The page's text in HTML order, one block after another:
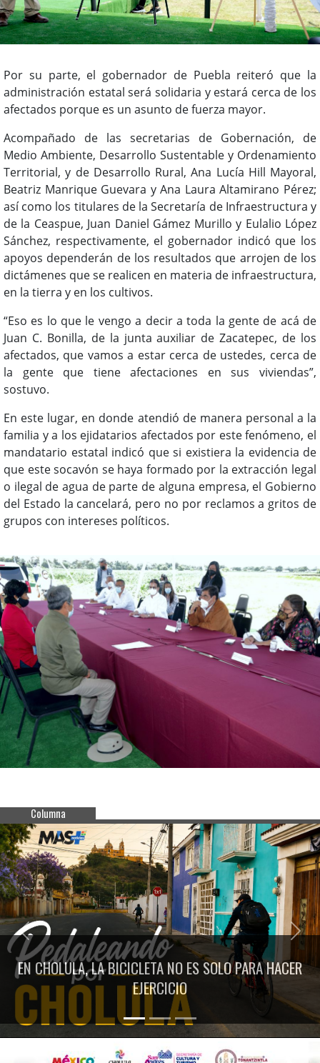
Por su parte, el gobernador de Puebla reiteró que la
administración estatal será solidaria y estará cerca de los
afectados porque es un asunto de fuerza mayor.
Acompañado de las secretarias de Gobernación, de
Medio Ambiente, Desarrollo Sustentable y Ordenamiento
Territorial, y de Desarrollo Rural, Ana Lucía Hill Mayoral,
Beatriz Manrique Guevara y Ana Laura Altamirano Pérez;
así como los titulares de la Secretaría de Infraestructura y
de la Ceaspue, Juan Daniel Gámez Murillo y Eulalio López
Sánchez, respectivamente, el gobernador indicó que los
apoyos dependerán de los resultados que arrojen de los
dictámenes que se realicen en materia de infraestructura,
en la tierra y en los cultivos.
“Eso es lo que le vengo a decir a toda la gente de acá de
Juan C. Bonilla, de la junta auxiliar de Zacatepec, de los
afectados, que vamos a estar cerca de ustedes, cerca de
la gente que tiene afectaciones en sus viviendas”,
sostuvo.
En este lugar, en donde atendió de manera personal a la
familia y a los ejidatarios afectados por este fenómeno, el
mandatario estatal indicó que si existiera la evidencia de
que este socavón se haya formado por la extracción legal
o ilegal de agua de parte de alguna empresa, el Gobierno
del Estado la cancelará, pero no por reclamos a gritos de
grupos con intereses políticos.
Columna
EN CHOLULA, LA BICICLETA NO ES SOLO PARA HACER
EJERCICIO
Previous Next